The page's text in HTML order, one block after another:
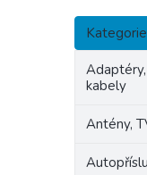
P
s
Přeskočit
kategorie
Kategorie
kabely
Antény,